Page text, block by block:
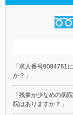
「求人番号9084761
か？」
「残業が少なめの病
院はありますか？」